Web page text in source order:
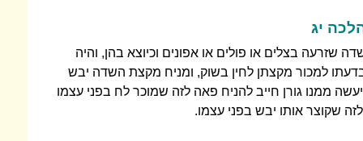
יג
שזרעה בצלים או פולים או אפונים וכיוצא בהן, והיה
למכור מקצתן לחין בשוק, ומניח מקצת השדה יבש
ממנו גורן חייב להניח פאה לזה שמוכר לח בפני עצמו
שקוצר אותו יבש בפני עצמו.